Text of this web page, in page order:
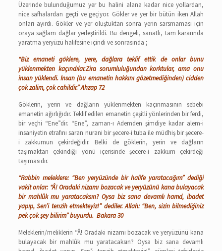
Üzerinde bulunduğumuz yer bu halini alana kadar nice yollardan,
nice safhalardan geçti ve geçiyor. Gökler ve yer bir bütün iken Allah
onları ayırdı. Gökler ve yer oluştuktan sonra yerin sarsmaması için
oraya sağlam dağlar yerleştirildi. Bu dengeli, sanatlı, tam kararında
yaratma yeryüzü halifesine içindi ve sonrasında ;
“Biz emaneti göklere, yere, dağlara teklif ettik de onlar bunu
yüklenmekten kaçındılar.Zira sorumluluğundan korktular, ama onu
insan yüklendi. İnsan (bu emanetin hakkını gözetmediğinden) cidden
çok zalim, çok cahildir.” Ahzap 72
Göklerin, yerin ve dağların yüklenmekten kaçınmasının sebebi
emanetin ağırlığıdır. Teklif edilen emanetin çeşitli yönlerinden bir ferdi,
bir veçhi “Ene”dir. “Ene”, zaman-ı Ademden şimdiye kadar alem-i
insaniyetin etrafını saran nurani bir şecere-i tuba ile müdhiş bir şecere-
i zakkumun çekirdeğidir. Belki de göklerin, yerin ve dağların
taşımaktan çekindiği yönü içerisinde şecere-i zakkum çekirdeği
taşımasıdır.
“Rabbin meleklere: “Ben yeryüzünde bir halife yaratacağım” dediği
vakit onlar: “Â! Oradaki nizamı bozacak ve yeryüzünü kana bulayacak
bir mahlûk mu yaratacaksın? Oysa biz sana devamlı hamd, ibadet
yapıp, Sen’i tenzih etmekteyiz!” dediler. Allah: “Ben, sizin bilmediğiniz
pek çok şey bilirim” buyurdu. Bakara 30
Meleklerin/meliklerin “Â! Oradaki nizamı bozacak ve yeryüzünü kana
bulayacak bir mahlûk mu yaratacaksın? Oysa biz sana devamlı